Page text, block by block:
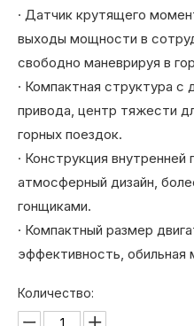
· Датчик крутящего
выходы мощности в
свободно маневрируя в
· Компактная структура с
привода, центр тяжести
горных поездок.
· Конструкция
атмосферный дизайн,
гонщиками.
· Компактный размер
эффективность, обильная
Количество: